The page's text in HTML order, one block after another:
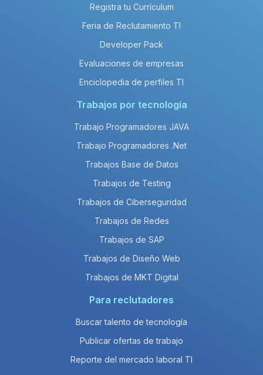
Registra tu Currículum
Feria de Reclutamiento TI
Developer Pack
Evaluaciones de empresas
Enciclopedia de perfiles TI
Trabajos por tecnología
Trabajo Programadores JAVA
Trabajo Programadores .Net
Trabajos Base de Datos
Trabajos de Testing
Trabajos de Ciberseguridad
Trabajos de Redes
Trabajos de SAP
Trabajos de Diseño Web
Trabajos de MKT Digital
Para reclutadores
Buscar talento de tecnología
Publicar ofertas de trabajo
Reporte del mercado laboral TI